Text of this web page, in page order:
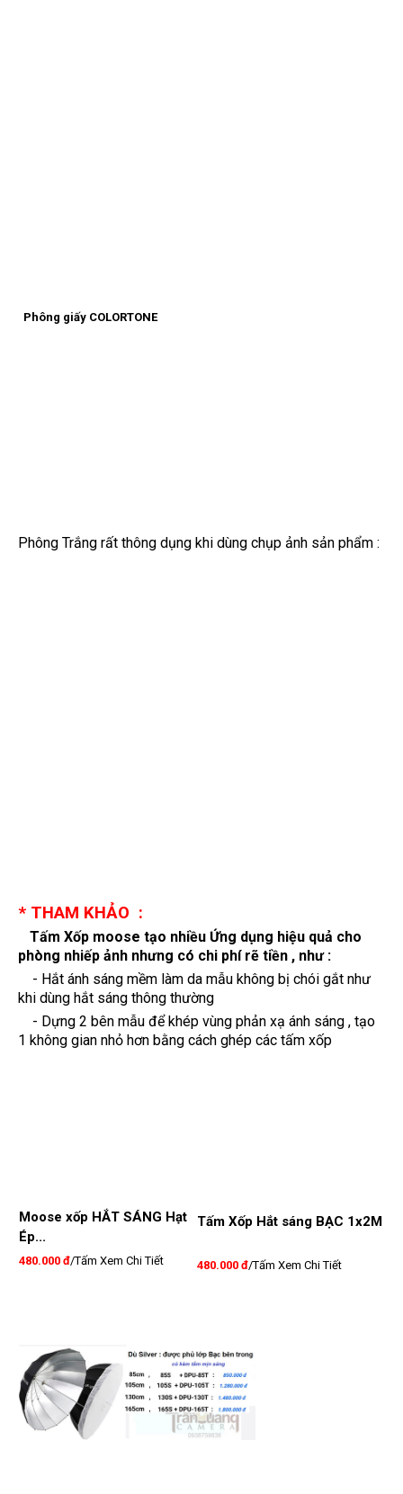
Phông giấy COLORTONE
Phông Trắng rất thông dụng khi dùng chụp ảnh sản phẩm :
* THAM KHẢO :
Tấm Xốp moose tạo nhiều Ứng dụng hiệu quả cho
phòng nhiếp ảnh nhưng có chi phí rẽ tiền , như :
- Hắt ánh sáng mềm làm da mẫu không bị chói gắt như
khi dùng hắt sáng thông thường
- Dựng 2 bên mẫu để khép vùng phản xạ ánh sáng , tạo
1 không gian nhỏ hơn bằng cách ghép các tấm xốp
Moose xốp HẮT SÁNG Hạt
Ép...
480.000 đ/Tấm Xem Chi Tiết
Tấm Xốp Hắt sáng BẠC 1x2M
480.000 đ/Tấm Xem Chi Tiết